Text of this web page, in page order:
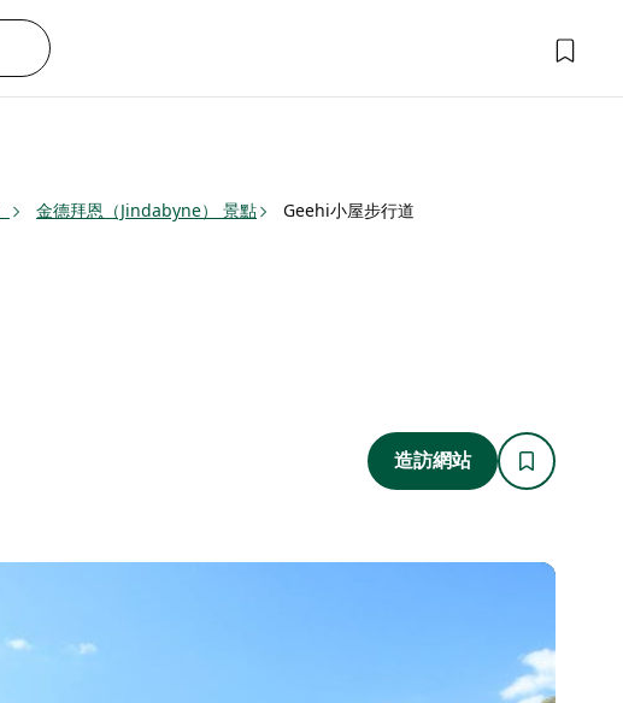
金德拜恩（Jindabyne） 景點 Geehi小屋步行道
造訪網站